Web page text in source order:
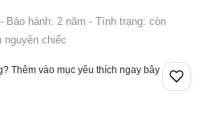
Bảo hành: 2 năm - Tình trạng: còn
nguyên chiếc
Thêm vào mục yêu thích ngay bây